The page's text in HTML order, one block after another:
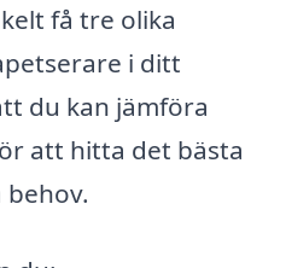
få tre olika
i ditt
du kan jämföra
att hitta det bästa